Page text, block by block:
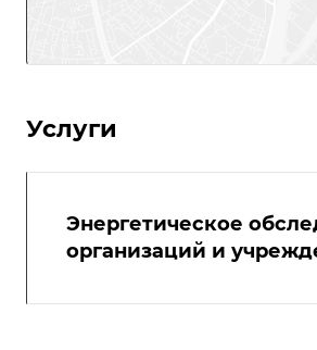
Услуги
Энергетическое
организаций и